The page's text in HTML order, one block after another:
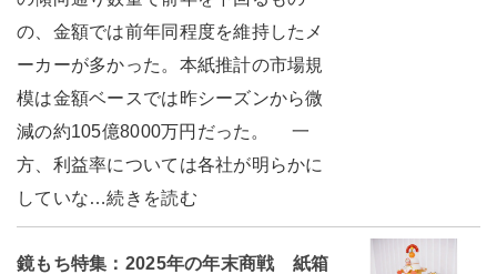
の、金額では前年同程度を維持したメ
ーカーが多かった。本紙推計の市場規
模は金額ベースでは昨シーズンから微
減の約105億8000万円だった。 一
方、利益率については各社が明らかに
していな…続きを読む
鏡もち特集：2025年の年末商戦 紙箱